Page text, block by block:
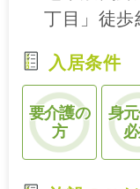
丁目」徒歩
入居条件
要介護の
方
身